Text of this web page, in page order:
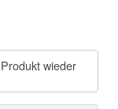
wieder